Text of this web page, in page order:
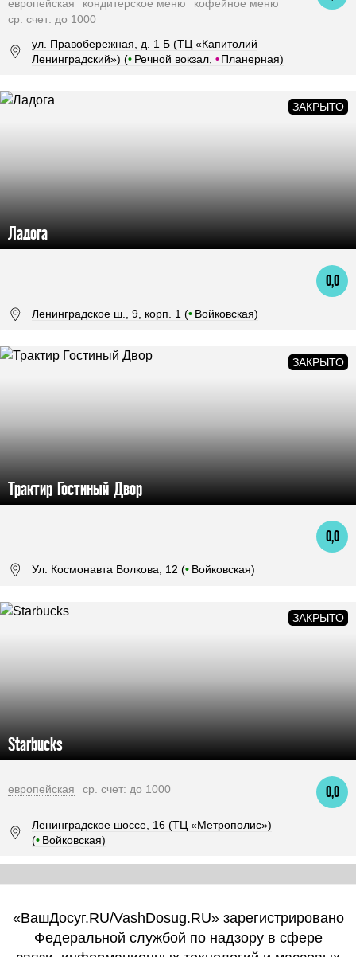
европейская кондитерское меню
кофейное меню
ср. счет: до 1000
ул. Правобережная, д. 1 Б (ТЦ «Капитолий
Ленинградский») (• Речной вокзал, • Планерная)
Ладога
0,0
Ленинградское ш., 9, корп. 1 (• Войковская)
Трактир Гостиный Двор
0,0
Ул. Космонавта Волкова, 12 (• Войковская)
Starbucks
0,0
европейская ср. счет: до 1000
Ленинградское шоссе, 16 (ТЦ «Метрополис»)
(• Войковская)
«ВашДосуг.RU/VashDosug.RU» зарегистрировано
Федеральной службой по надзору в сфере